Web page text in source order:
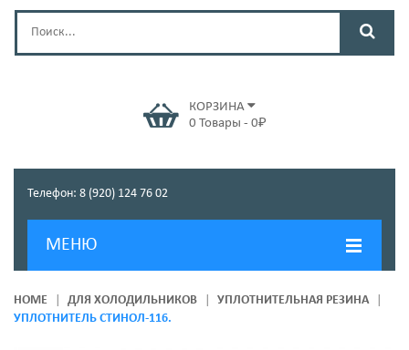
КОРЗИНА
0 Товары - 0₽
Телефон: 8 (920) 124 76 02
МЕНЮ
ГЛАВНАЯ
HOME ДЛЯ ХОЛОДИЛЬНИКОВ
УПЛОТНИТЕЛЬНАЯ РЕЗИНА
УПЛОТНИТЕЛЬ СТИНОЛ-116.